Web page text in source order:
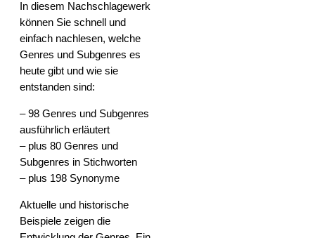
In diesem Nachschlagewerk
können Sie schnell und
einfach nachlesen, welche
Genres und Subgenres es
heute gibt und wie sie
entstanden sind:
– 98 Genres und Subgenres
ausführlich erläutert
– plus 80 Genres und
Subgenres in Stichworten
– plus 198 Synonyme
Aktuelle und historische
Beispiele zeigen die